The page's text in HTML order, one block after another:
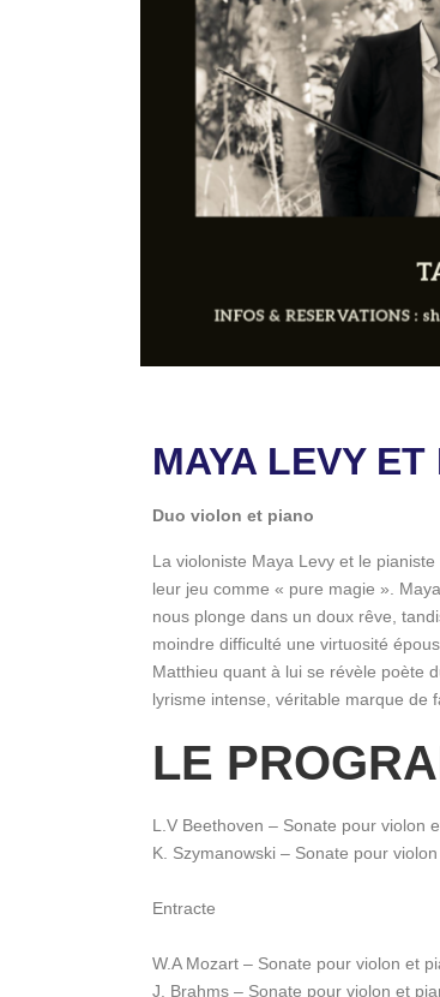
MAYA LEVY
Duo violon et piano
La violoniste Maya Levy et le
leur jeu comme « pure magie ».
nous plonge dans un doux rêve,
moindre difficulté une virtuosité
Matthieu quant à lui se révèle poète
lyrisme intense, véritable marque de
LE
L.V Beethoven – Sonate pour violon
K. Szymanowski – Sonate pour
Entracte
W.A Mozart – Sonate pour violon et
J. Brahms – Sonate pour violon et